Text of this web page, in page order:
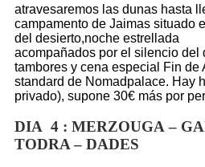
atravesaremos las dunas hasta
campamento de Jaimas situado
del desierto,noche estrellada
acompañados por el silencio del
tambores y cena especial Fin de
standard de Nomadpalace. Hay
privado), supone 30€ más por
DIA 4 : MERZOUGA –
TODRA – DADES